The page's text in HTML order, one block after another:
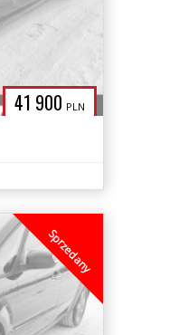
41 900 PLN
Sprzedany